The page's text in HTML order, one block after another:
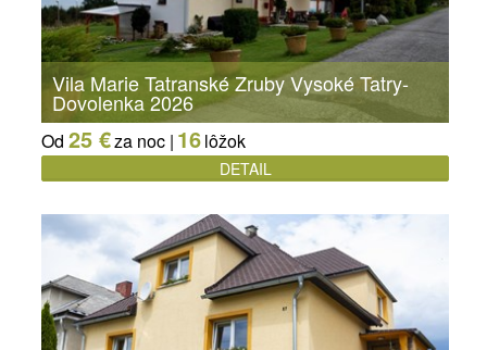
Vila Marie Tatranské Zruby Vysoké Tatry-
Dovolenka 2026
Od 25 €za noc | 16lôžok
DETAIL